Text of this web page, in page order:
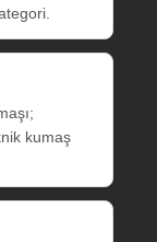
kumaş